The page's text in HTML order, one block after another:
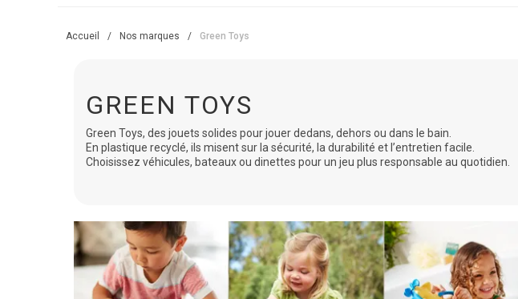
Accueil / Nos marques / Green Toys
GREEN TOYS
Green Toys, des jouets solides pour jouer dedans, dehors ou dans le bain.
En plastique recyclé, ils misent sur la sécurité, la durabilité et l’entretien facile.
Choisissez véhicules, bateaux ou dinettes pour un jeu plus responsable au quotidien.